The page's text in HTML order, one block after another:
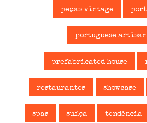
peças vintage
portuguese
prefabricated house
restaurantes showcase
spas suíça tendência